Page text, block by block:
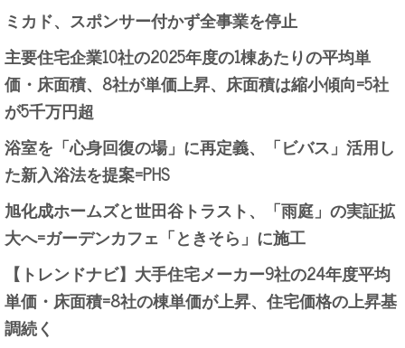
ミカド、スポンサー付かず全事業を停止
主要住宅企業10社の2025年度の1棟あたりの平均単
価・床面積、8社が単価上昇、床面積は縮小傾向=5社
が5千万円超
浴室を「心身回復の場」に再定義、「ビバス」活用し
た新入浴法を提案=PHS
旭化成ホームズと世田谷トラスト、「雨庭」の実証拡
大へ=ガーデンカフェ「ときそら」に施工
【トレンドナビ】大手住宅メーカー9社の24年度平均
単価・床面積=8社の棟単価が上昇、住宅価格の上昇基
調続く